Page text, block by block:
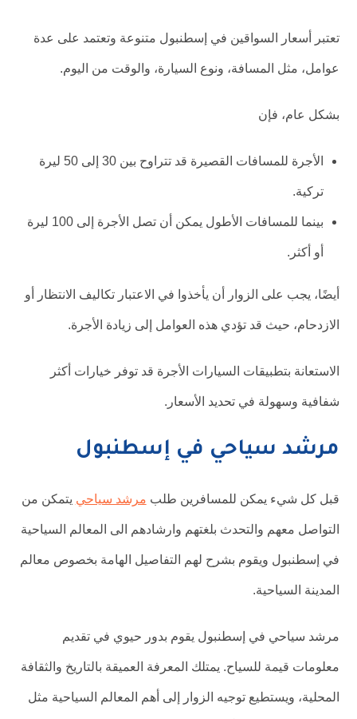
تعتبر أسعار السواقين في إسطنبول متنوعة وتعتمد على عدة
عوامل، مثل المسافة، ونوع السيارة، والوقت من اليوم.
بشكل عام، فإن
الأجرة للمسافات القصيرة قد تتراوح بين 30 إلى 50 ليرة
تركية.
بينما للمسافات الأطول يمكن أن تصل الأجرة إلى 100 ليرة
أو أكثر.
أيضًا، يجب على الزوار أن يأخذوا في الاعتبار تكاليف الانتظار أو
الازدحام، حيث قد تؤدي هذه العوامل إلى زيادة الأجرة.
الاستعانة بتطبيقات السيارات الأجرة قد توفر خيارات أكثر
شفافية وسهولة في تحديد الأسعار.
مرشد سياحي في إسطنبول
قبل كل شيء يمكن للمسافرين طلب مرشد سياحي يتمكن من
التواصل معهم والتحدث بلغتهم وارشادهم الى المعالم السياحية
في إسطنبول ويقوم بشرح لهم التفاصيل الهامة بخصوص معالم
المدينة السياحية.
مرشد سياحي في إسطنبول يقوم بدور حيوي في تقديم
معلومات قيمة للسياح. يمتلك المعرفة العميقة بالتاريخ والثقافة
المحلية، ويستطيع توجيه الزوار إلى أهم المعالم السياحية مثل